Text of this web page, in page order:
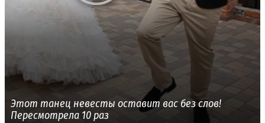
Этот танец невесты оставит вас без слов!
Пересмотрела 10 раз